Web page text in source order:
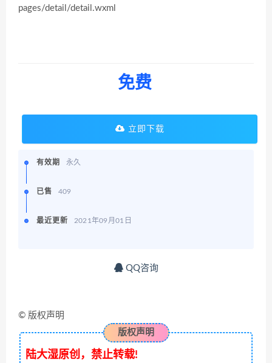
pages/detail/detail.wxml
免费
立即下载
有效期 永久
已售 409
最近更新 2021年09月01日
QQ咨询
© 版权声明
版权声明
陆大湿原创，禁止转载!